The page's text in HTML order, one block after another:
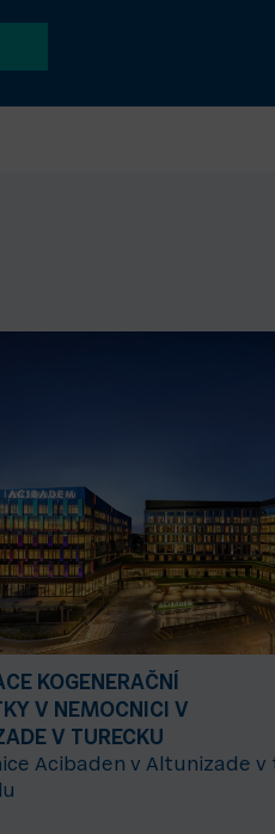
KOGENERAČNÍ
V NEMOCNICI V
V TURECKU
Acibaden v Altunizade